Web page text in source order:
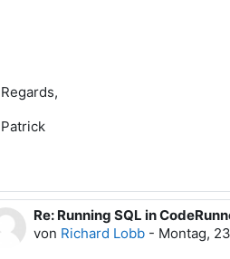
Regards,
Patrick
Als Antwort auf Patrick Wang
Re: Running SQL in
von Richard Lobb - Montag,